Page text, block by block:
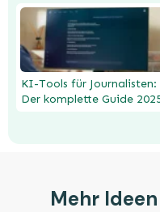
KI-Tools für Journalisten:
Der komplette Guide
Mehr